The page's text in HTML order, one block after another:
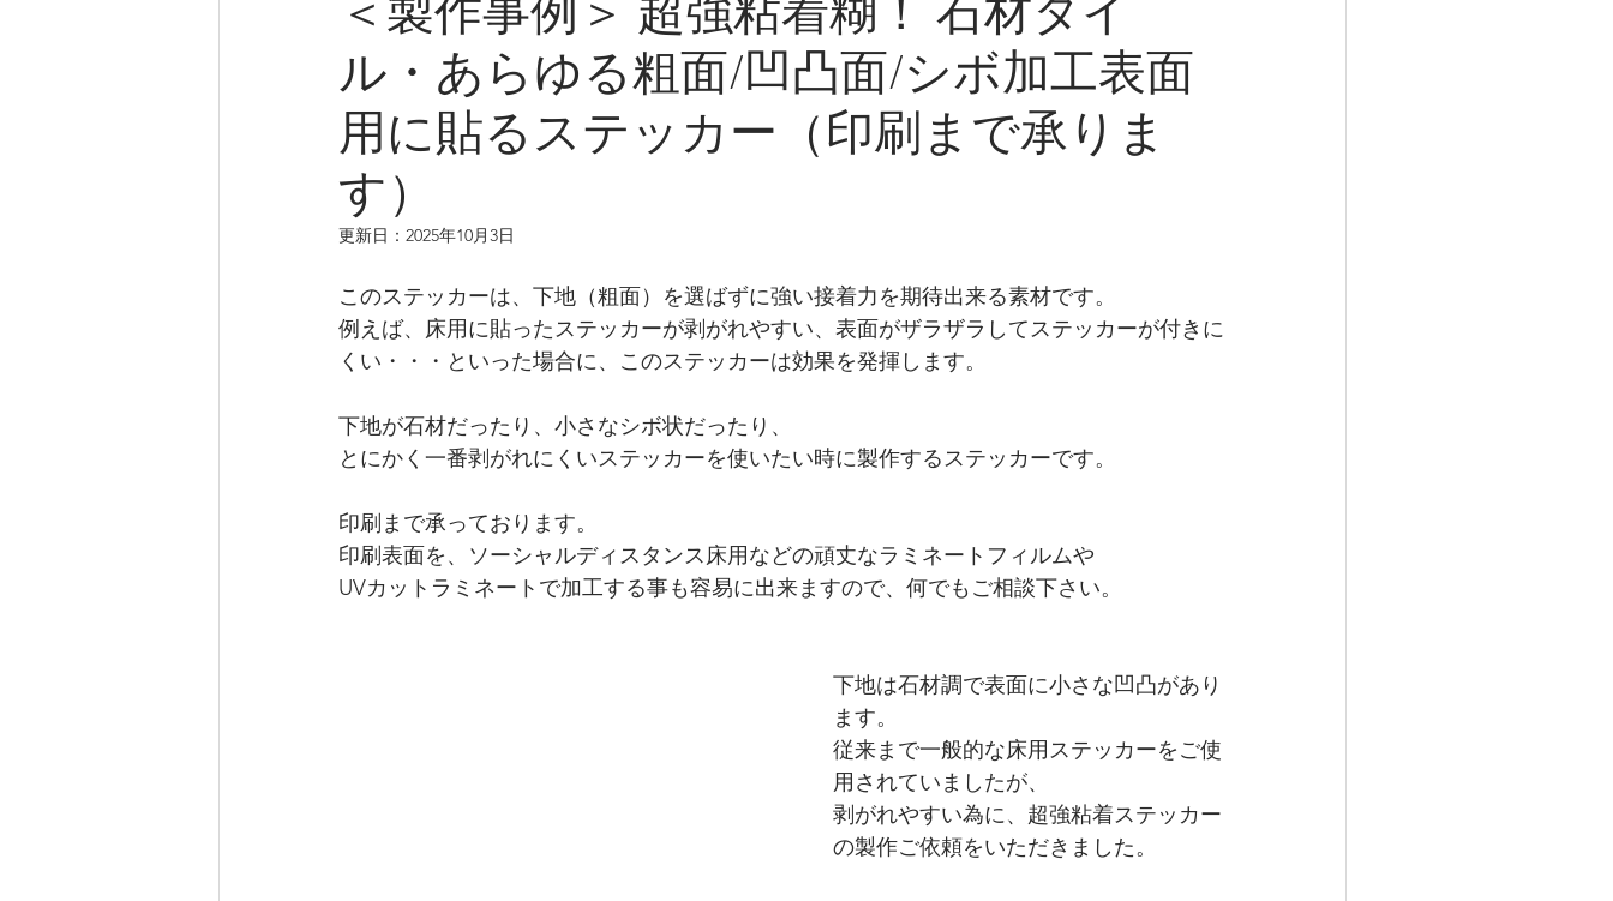
ル・あらゆる粗面/凹凸面/シボ加工表面
用に貼るステッカー（印刷まで承りま
す）
更新日： 2025年10月3日
このステッカーは、下地（粗面）を選ばずに強い接着力を期待出来る素材です。
例えば、床用に貼ったステッカーが剥がれやすい、表面がザラザラしてステッカーが付きに
くい・・・といった場合に、このステッカーは効果を発揮します。
下地が石材だったり、小さなシボ状だったり、
とにかく一番剥がれにくいステッカーを使いたい時に製作するステッカーです。
印刷まで承っております。
印刷表面を、ソーシャルディスタンス床用などの頑丈なラミネートフィルムや
UVカットラミネートで加工する事も容易に出来ますので、何でもご相談下さい。
下地は石材調で表面に小さな凹凸があり
ます。
従来まで一般的な床用ステッカーをご使
用されていましたが、
剥がれやすい為に、超強粘着ステッカー
の製作ご依頼をいただきました。